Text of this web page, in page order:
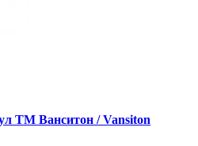
ТМ Ванситон / Vansiton